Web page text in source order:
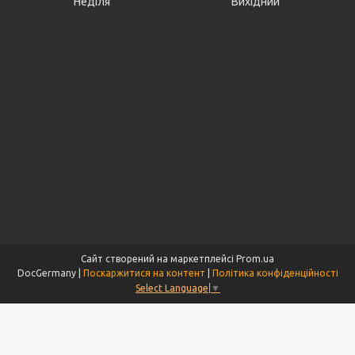
Сайт створений на маркетплейсі Prom.ua
Поскаржитися на контент
Політика конфіденційності
Select Language ▼